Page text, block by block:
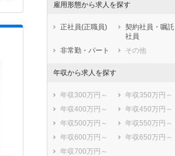
熊本県
大分県
雇用形態から求人を探す
正社員(正職員)
契約社員・嘱託
社員
非常勤・パート
その他
年収から求人を探す
年収300万円～
年収350万円～
年収400万円～
年収450万円～
年収500万円～
年収550万円～
年収600万円～
年収650万円～
年収700万円～